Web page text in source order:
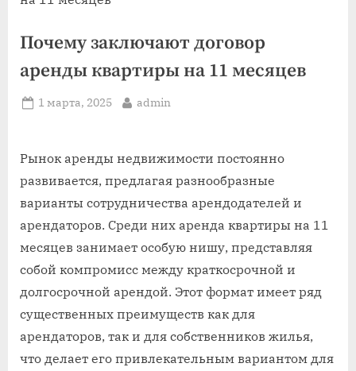
Почему заключают договор
аренды квартиры на 11 месяцев
Posted
1 марта, 2025 By
admin
Рынок аренды недвижимости постоянно
развивается, предлагая разнообразные
варианты сотрудничества арендодателей и
арендаторов. Среди них аренда квартиры на 11
месяцев занимает особую нишу, представляя
собой компромисс между краткосрочной и
долгосрочной арендой. Этот формат имеет ряд
существенных преимуществ как для
арендаторов, так и для собственников жилья,
что делает его привлекательным вариантом для